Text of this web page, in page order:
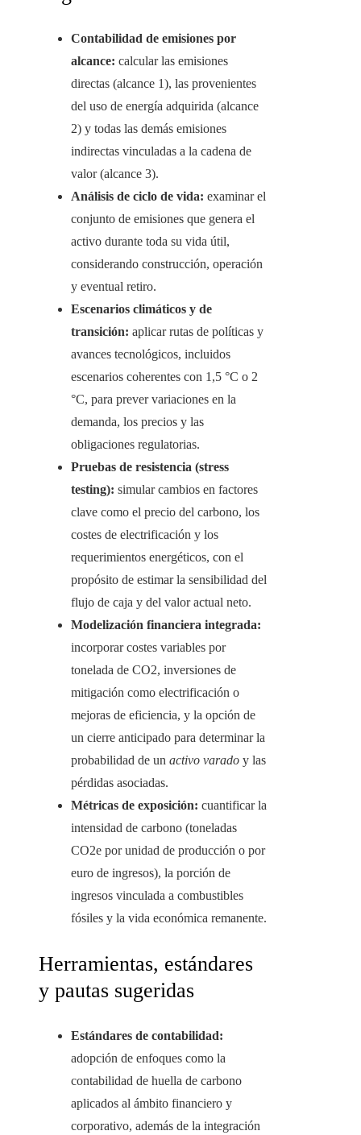
Contabilidad de emisiones por
alcance: calcular las emisiones
directas (alcance 1), las provenientes
del uso de energía adquirida (alcance
2) y todas las demás emisiones
indirectas vinculadas a la cadena de
valor (alcance 3).
Análisis de ciclo de vida: examinar el
conjunto de emisiones que genera el
activo durante toda su vida útil,
considerando construcción, operación
y eventual retiro.
Escenarios climáticos y de
transición: aplicar rutas de políticas y
avances tecnológicos, incluidos
escenarios coherentes con 1,5 °C o 2
°C, para prever variaciones en la
demanda, los precios y las
obligaciones regulatorias.
Pruebas de resistencia (stress
testing): simular cambios en factores
clave como el precio del carbono, los
costes de electrificación y los
requerimientos energéticos, con el
propósito de estimar la sensibilidad del
flujo de caja y del valor actual neto.
Modelización financiera integrada:
incorporar costes variables por
tonelada de CO2, inversiones de
mitigación como electrificación o
mejoras de eficiencia, y la opción de
un cierre anticipado para determinar la
probabilidad de un activo varado y las
pérdidas asociadas.
Métricas de exposición: cuantificar la
intensidad de carbono (toneladas
CO2e por unidad de producción o por
euro de ingresos), la porción de
ingresos vinculada a combustibles
fósiles y la vida económica remanente.
Herramientas, estándares
y pautas sugeridas
Estándares de contabilidad:
adopción de enfoques como la
contabilidad de huella de carbono
aplicados al ámbito financiero y
corporativo, además de la integración